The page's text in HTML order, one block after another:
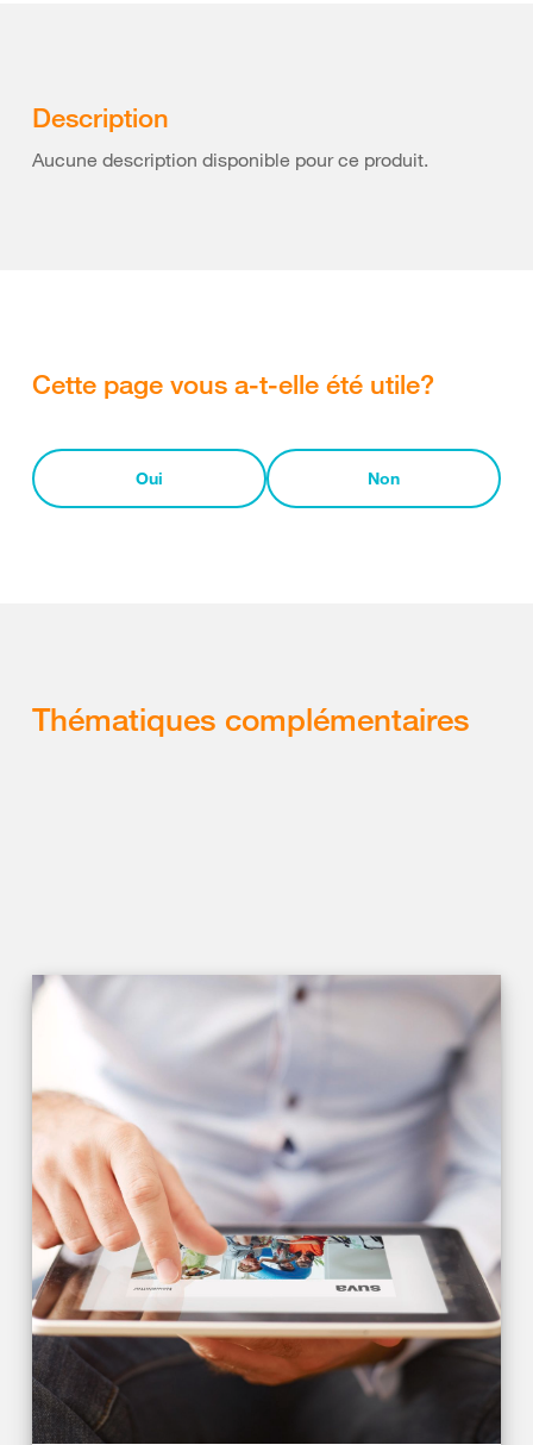
Description
Aucune description disponible pour ce produit.
Cette page vous a-t-elle été utile?
Oui Non
Thématiques complémentaires